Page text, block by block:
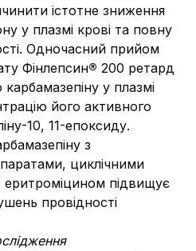
істотне зниження
у плазмі крові та повну
Одночасний прийом
Фінлепсин® 200 ретард
у плазмі
його активного
10, 11-епоксиду.
з
циклічними
підвищує
провідності